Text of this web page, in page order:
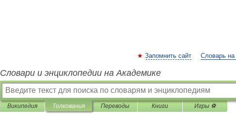
Запомнить сайт Словарь на
Словари и энциклопедии на Академике
Википедия Толкования Переводы Книги Игры ⚽